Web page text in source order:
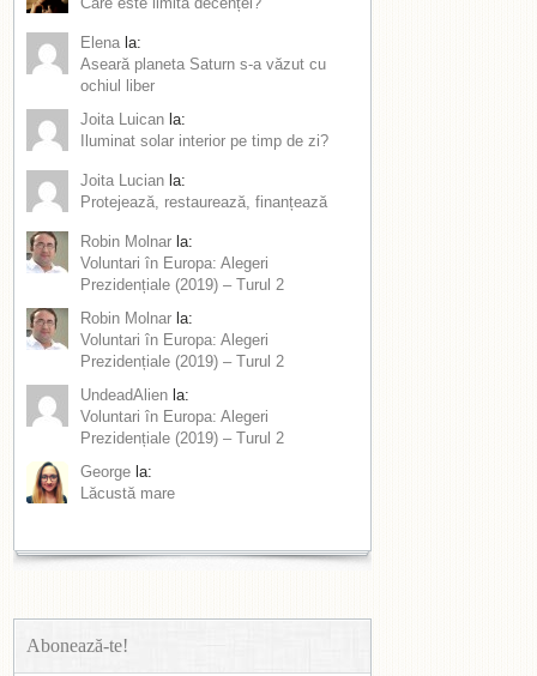
Elena la:
Aseară planeta Saturn s-a văzut cu
ochiul liber
Joita Luican la:
Iluminat solar interior pe timp de zi?
Joita Lucian la:
Protejează, restaurează, finanțează
Robin Molnar la:
Voluntari în Europa: Alegeri
Prezidențiale (2019) – Turul 2
Robin Molnar la:
Voluntari în Europa: Alegeri
Prezidențiale (2019) – Turul 2
UndeadAlien la:
Voluntari în Europa: Alegeri
Prezidențiale (2019) – Turul 2
George la:
Lăcustă mare
Abonează-te!